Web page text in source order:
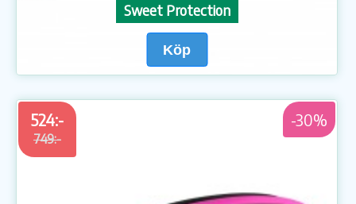
Sweet Protection
Köp
524:-
749:-
-30%